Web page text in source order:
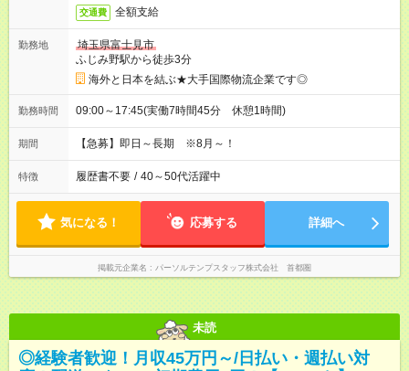
交通費 全額支給
勤務地
埼玉県富士見市
ふじみ野駅から徒歩3分
海外と日本を結ぶ★大手国際物流企業です◎
勤務時間 09:00～17:45(実働7時間45分 休憩1時間)
期間 【急募】即日～長期 ※8月～！
特徴 履歴書不要 / 40～50代活躍中
気になる！ 応募する 詳細へ
掲載元企業名 パーソルテンプスタッフ株式会社 首都圏
未読
◎経験者歓迎！月収45万円～/日払い・週払い対